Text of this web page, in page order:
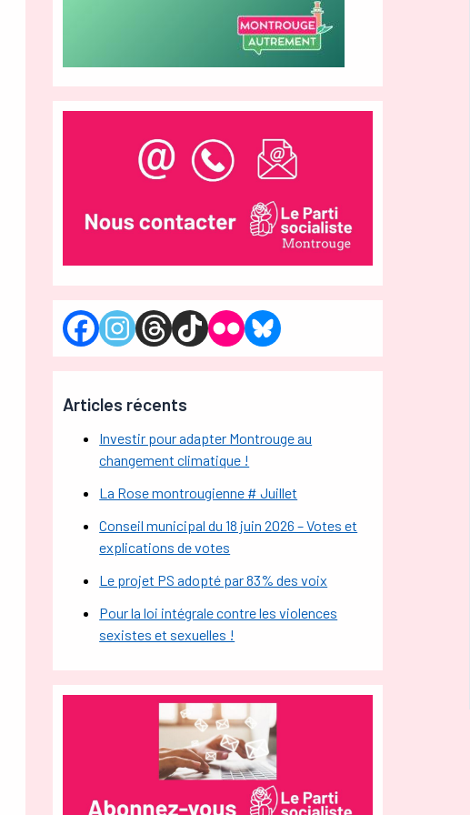
Articles récents
Investir pour adapter Montrouge au
changement climatique !
La Rose montrougienne # Juillet
Conseil municipal du 18 juin 2026 – Votes et
explications de votes
Le projet PS adopté par 83% des voix
Pour la loi intégrale contre les violences
sexistes et sexuelles !